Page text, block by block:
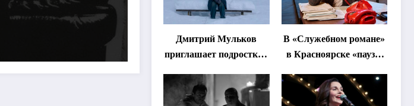
Дмитрий Мульков
приглашает подростков
«спектакль-
солостальгию»
В «Служебном романе»
в Красноярске «паузы